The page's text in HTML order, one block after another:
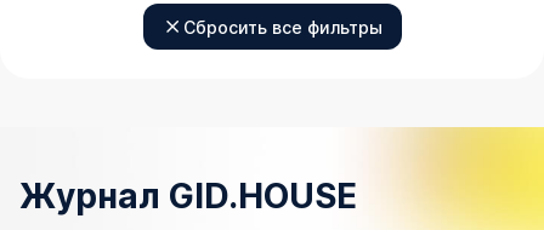
Сбросить все фильтры
Журнал GID.HOUSE